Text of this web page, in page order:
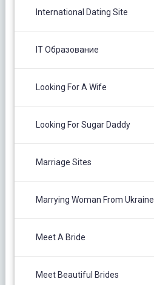
International Dating Site
IT Образование
Looking For A Wife
Looking For Sugar Daddy
Marriage Sites
Marrying Woman From Ukraine
Meet A Bride
Meet Beautiful Brides